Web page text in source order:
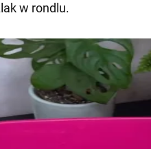
w rondlu.